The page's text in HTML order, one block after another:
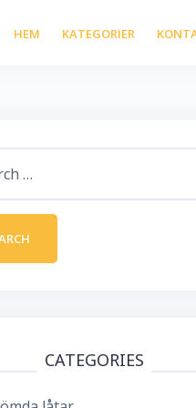
HEM KATEGORIER
CATEGORIES